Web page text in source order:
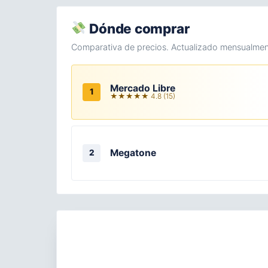
Dónde comprar
Comparativa de precios. Actualizado
1 Mercado Libre
★★★★★ 4.8 (15)
2 Megatone